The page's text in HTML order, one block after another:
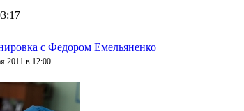
с Федором Емельяненко
2011 в 12:00